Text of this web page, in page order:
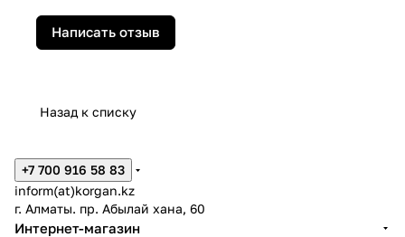
Написать отзыв
Назад к списку
+7 700 916 58 83
inform(at)korgan.kz
г. Алматы. пр. Абылай хана, 60
Интернет-магазин